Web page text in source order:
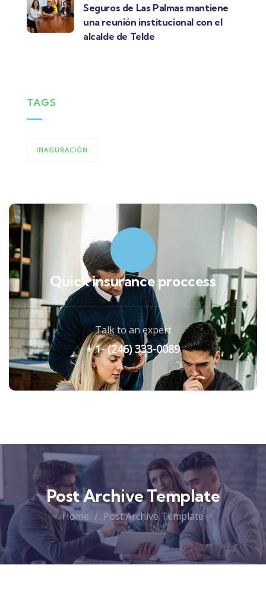
Seguros de Las Palmas mantiene
una reunión institucional con el
alcalde de Telde
TAGS
INAGURACIÓN
Quick insurance proccess
Talk to an expert
+ 1- (246) 333-0089
Post Archive Template
Home Post Archive Template